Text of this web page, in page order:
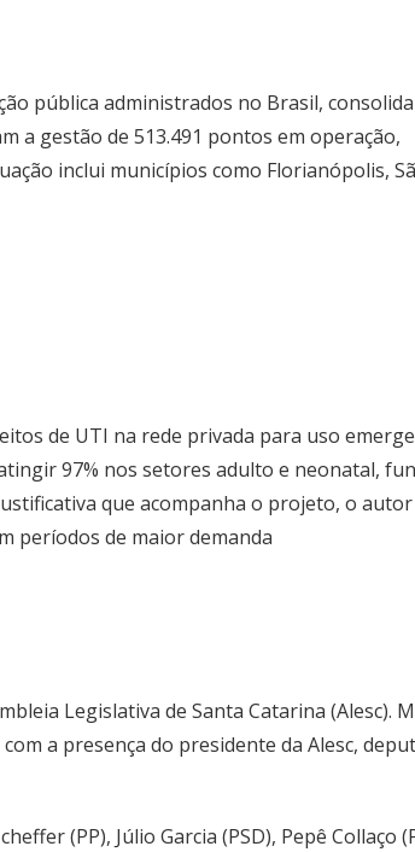
pública administrados no Brasil,
a gestão de 513.491 pontos em operação,
inclui municípios como Florianópolis,
de UTI na rede privada para uso
97% nos setores adulto e neonatal,
que acompanha o projeto, o autor
períodos de maior demanda
Legislativa de Santa Catarina (Alesc).
a presença do presidente da Alesc,
(PP), Júlio Garcia (PSD), Pepê Collaço